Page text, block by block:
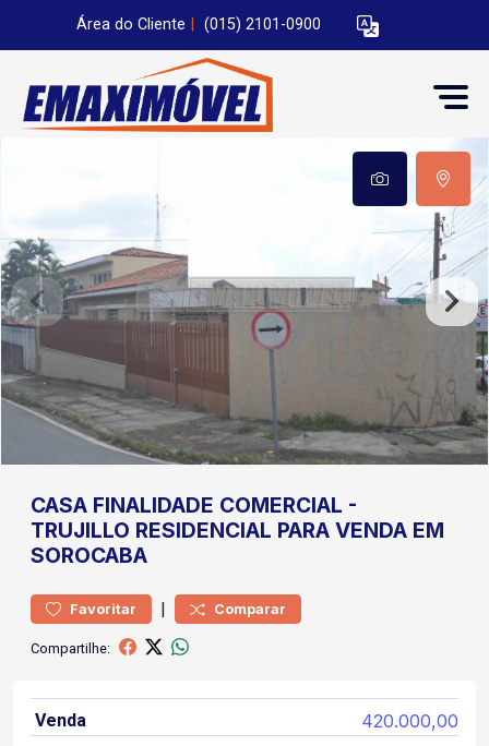
Área do Cliente (015) 2101-0900
CASA FINALIDADE COMERCIAL -
TRUJILLO RESIDENCIAL PARA VENDA EM
SOROCABA
Favoritar | Comparar
Compartilhe:
Venda 420.000,00